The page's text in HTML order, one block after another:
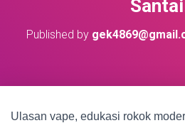
Published by
Ulasan vape, edukasi rokok